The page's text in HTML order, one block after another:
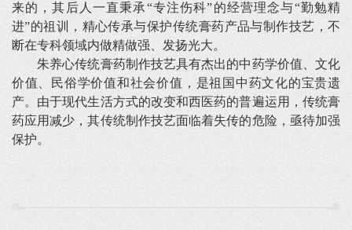
来的，其后人一直秉承“专注伤科”的经营理念与“勤勉精
进”的祖训，精心传承与保护传统膏药产品与制作技艺，不
断在专科领域内做精做强、发扬光大。
朱养心传统膏药制作技艺具有杰出的中药学价值、文化
价值、民俗学价值和社会价值，是祖国中药文化的宝贵遗
产。由于现代生活方式的改变和西医药的普遍运用，传统膏
药应用减少，其传统制作技艺面临着失传的危险，亟待加强
保护。